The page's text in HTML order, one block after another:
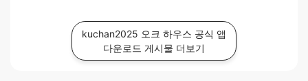
kuchan2025 오크 하우스 공식 앱
다운로드 게시물 더보기